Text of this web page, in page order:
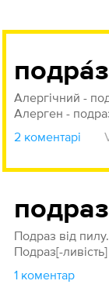
Алергічний -
Алерген -
2 коментарі
Подраз від
Подраз[-
1 коментар